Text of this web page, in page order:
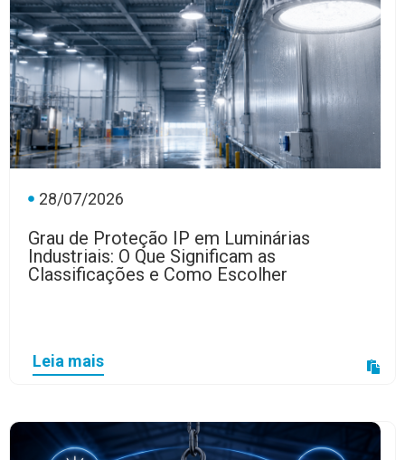
28/07/2026
Grau de Proteção IP em Luminárias
Industriais: O Que Significam as
Classificações e Como Escolher
Leia mais